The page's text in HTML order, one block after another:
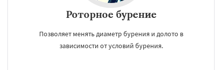
Роторное бурение
Позволяет менять диаметр бурения и долото в
зависимости от условий бурения.